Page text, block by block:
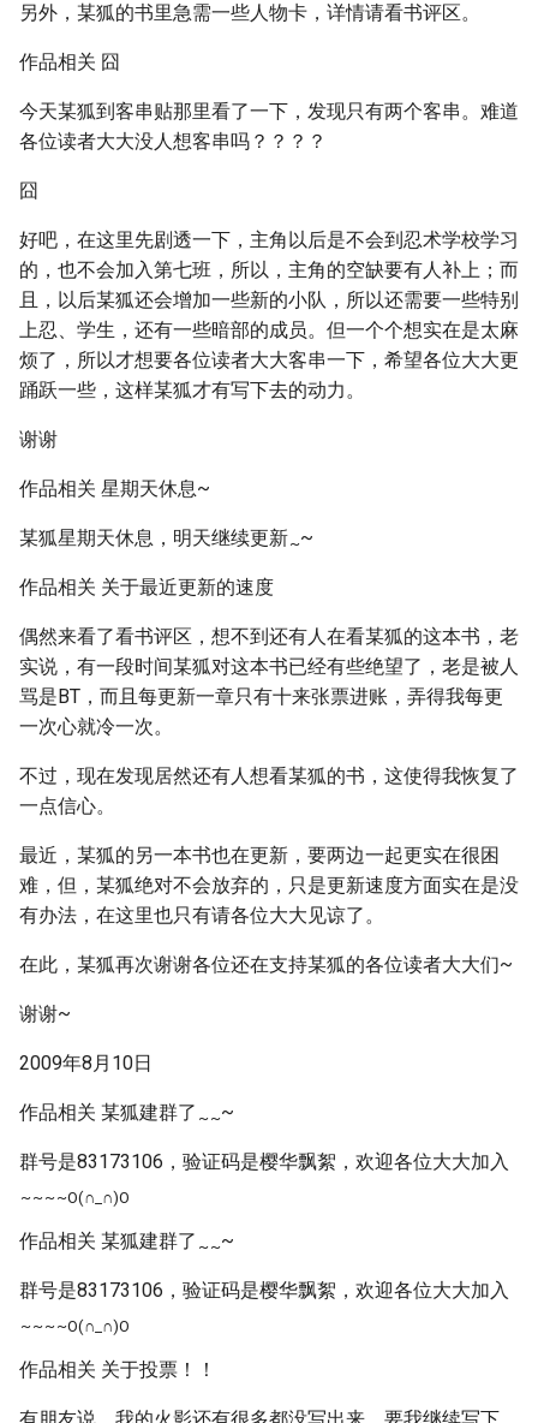
另外，某狐的书里急需一些人物卡，详情请看书评区。
作品相关 囧
今天某狐到客串贴那里看了一下，发现只有两个客串。难道
各位读者大大没人想客串吗？？？？
囧
好吧，在这里先剧透一下，主角以后是不会到忍术学校学习
的，也不会加入第七班，所以，主角的空缺要有人补上；而
且，以后某狐还会增加一些新的小队，所以还需要一些特别
上忍、学生，还有一些暗部的成员。但一个个想实在是太麻
烦了，所以才想要各位读者大大客串一下，希望各位大大更
踊跃一些，这样某狐才有写下去的动力。
谢谢
作品相关 星期天休息~
某狐星期天休息，明天继续更新~~
作品相关 关于最近更新的速度
偶然来看了看书评区，想不到还有人在看某狐的这本书，老
实说，有一段时间某狐对这本书已经有些绝望了，老是被人
骂是BT，而且每更新一章只有十来张票进账，弄得我每更
一次心就冷一次。
不过，现在发现居然还有人想看某狐的书，这使得我恢复了
一点信心。
最近，某狐的另一本书也在更新，要两边一起更实在很困
难，但，某狐绝对不会放弃的，只是更新速度方面实在是没
有办法，在这里也只有请各位大大见谅了。
在此，某狐再次谢谢各位还在支持某狐的各位读者大大们~
谢谢~
2009年8月10日
作品相关 某狐建群了 ~~~
群号是83173106，验证码是樱华飘絮，欢迎各位大大加入
~~~~O(∩_∩)O
作品相关 某狐建群了 ~~~
群号是83173106，验证码是樱华飘絮，欢迎各位大大加入
~~~~O(∩_∩)O
作品相关 关于投票！！